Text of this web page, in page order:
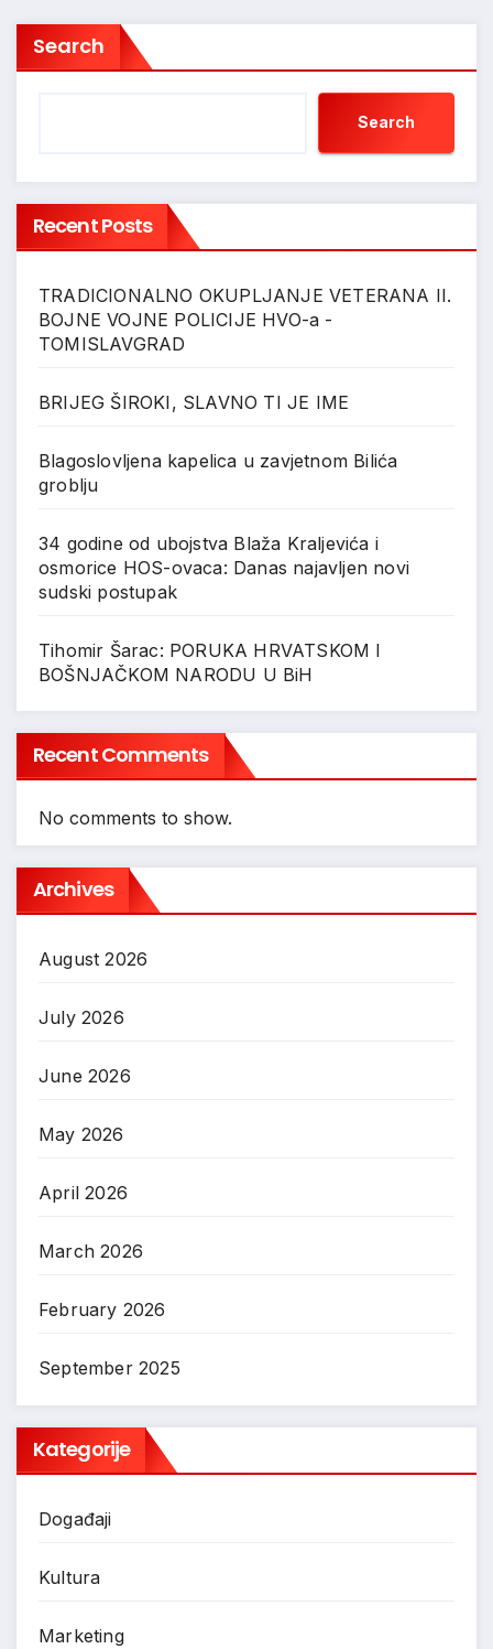
Search
Search
Recent Posts
TRADICIONALNO OKUPLJANJE VETERANA II.
BOJNE VOJNE POLICIJE HVO-a -
TOMISLAVGRAD
BRIJEG ŠIROKI, SLAVNO TI JE IME
Blagoslovljena kapelica u zavjetnom Bilića
groblju
34 godine od ubojstva Blaža Kraljevića i
osmorice HOS-ovaca: Danas najavljen novi
sudski postupak
Tihomir Šarac: PORUKA HRVATSKOM I
BOŠNJAČKOM NARODU U BiH
Recent Comments
No comments to show.
Archives
August 2026
July 2026
June 2026
May 2026
April 2026
March 2026
February 2026
September 2025
Kategorije
Događaji
Kultura
Marketing